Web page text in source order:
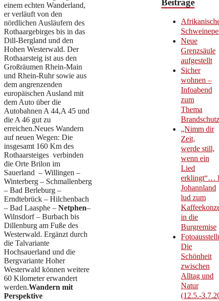
einem echten Wanderland,
er verläuft von den
nördlichen Ausläufern des
Rothaargebirges bis in das
Dill-Bergland und den
Hohen Westerwald. Der
Rothaarsteig ist aus den
Großräumen Rhein-Main
und Rhein-Ruhr sowie aus
dem angrenzenden
europäischen Ausland mit
dem Auto über die
Autobahnen A 44,A 45 und
die A 46 gut zu
erreichen.Neues Wandern
auf neuen Wegen: Die
insgesamt 160 Km des
Rothaarsteiges verbinden
die Orte Brilon im
Sauerland – Willingen –
Winterberg – Schmallenberg
– Bad Berleburg –
Erndtebrück – Hilchenbach
– Bad Laasphe – Netphen–
Wilnsdorf – Burbach bis
Dillenburg am Fuße des
Westerwald. Ergänzt durch
die Talvariante
Hochsauerland und die
Bergvariante Hoher
Westerwald können weitere
60 Kilometer erwandert
werden.Wandern mit
Perspektive
Neue
Grenzsäule
aufgestellt
Sicher
wohnen –
Infoabend
zum
Thema
Brandschutz
„Nimm dir
Zeit,
werde still,
wenn ein
Lied
erklingt“…
Johannland
lud zum
in die
Burgremise
Die
Schönheit
zwischen
Alltag und
Natur
(12.5.-